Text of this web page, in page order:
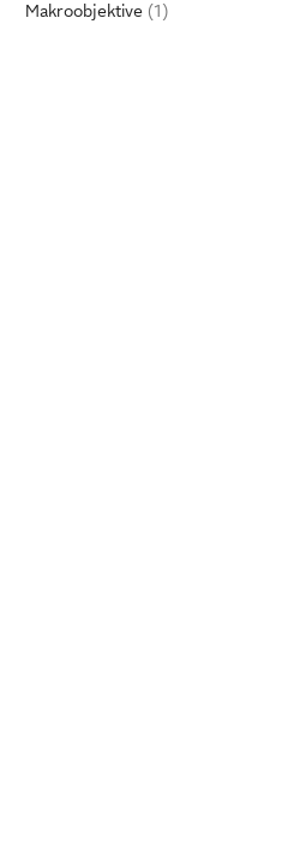
Makroobjektive